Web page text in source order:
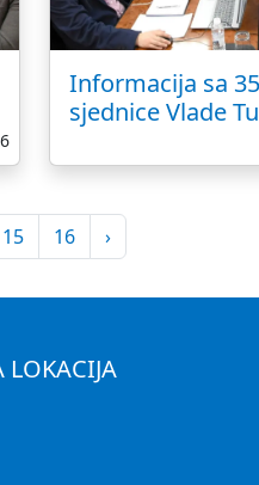
Informacija sa
sjednice Vlade
15 16 ›
LOKACIJA